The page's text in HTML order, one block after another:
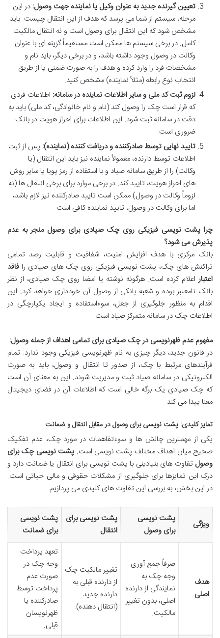
تعیین گیرنده جدید به عنوان وکیل یا نماینده جهت وصول: در این
مرحله، سیستم از شما می پرسد که هدف از این انتقال چیست. باید
مشخص شود که این انتقال برای وصول است و نه انتقال مالکیت
کامل. در برخی سیستم ها ممکن است مستقیماً گزینه ای با عنوان
وکالت در وصول وجود داشته باشد، و در برخی دیگر، باید نام و
مشخصات فرد را وارد کرده و هدف را به صورت ضمنی یا از طریق
انتخاب نوع رابطه (مثلاً نماینده) مشخص کنید.
لزوم ثبت کد ملی و سایر اطلاعات نماینده در سامانه: اطلاعات فردی
که قرار است چک را وصول کند (نام و نام خانوادگی، کد ملی) باید به
دقت در سامانه ثبت شود. این اطلاعات برای احراز هویت در بانک
ضروری است.
تایید نهایی توسط صادرکننده و دریافت کننده (نماینده): پس از ثبت
اطلاعات توسط دارنده، معمولاً نماینده نیز باید این انتقال (یا
وکالت) را از طریق سامانه صیاد و با استفاده از رمز پویا یا سایر روش
های احراز هویت، تایید کند. در برخی موارد برای برخی انتقال ها (نه
لزوماً وکالت در وصول) ممکن است تایید صادرکننده نیز لازم باشد،
اما برای وکالت در وصول، تایید نماینده کافی است.
چرا پشت نویسی فیزیکی روی چک صیادی برای وصول منجر به عدم
پذیرش می شود؟
بانک مرکزی با هدف افزایش امنیت، شفافیت و قابلیت رصد تمامی
تراکنش های چک، پشت نویسی فیزیکی روی چک های صیادی را فاقد
اعتباراعلام کرده است. هرگونه نوشته یا امضا روی چک صیادی، از نظر
بانک نامعتبر بوده و شعبه بانکی از وصول آن خودداری خواهد کرد. این
اقدام به منظور جلوگیری از جعل، سوءاستفاده و ایجاد یکپارچگی در
اطلاعات چک در سامانه متمرکز صیاد است.
مفهوم عدم ظهرنویسی در چک صیادی برای تمامی اهداف از جمله وصول:
در قانون جدید، دیگر چیزی به نام ظهرنویسی فیزیکی وجود ندارد. تمام
فرآیندهای مرتبط با چک، از صدور تا انتقال و وصول، باید به صورت
الکترونیکی در سامانه صیاد ثبت و مدیریت شوند. این به معنای آن است
که چک صیادی یک برگه خالی است که اطلاعات آن در فضای دیجیتال
معنا پیدا می کند.
تمایز کلیدی: پشت نویسی برای وصول در مقابل انتقال و ضمانت
یکی از مهمترین چالش ها و سوءتفاهمات در مورد چک، عدم تفکیک
صحیح میان اهداف مختلف پشت نویسی است. پشت نویسی چک برای
وصول تفاوت های بنیادینی با پشت نویسی برای انتقال یا ضمانت دارد و
درک این تمایزها برای جلوگیری از مشکلات حقوقی و مالی حیاتی است.
در این بخش، به بررسی این تفاوت های کلیدی می پردازیم:
ویژگی
پشت نویسی
برای وصول
پشت نویسی برای
انتقال
پشت نویسی
برای ضمانت
هدف
اصلی
صرفاً جمع آوری
وجه چک به
نمایندگی از دارنده
اصلی، بدون تغییر
مالکیت.
تغییر مالکیت چک
از دارنده قبلی به
دارنده جدید
(انتقال دهنده).
تعهد پرداخت
وجه چک در
صورت عدم
پرداخت توسط
صادرکننده یا
ظهرنویسان
قبلی.